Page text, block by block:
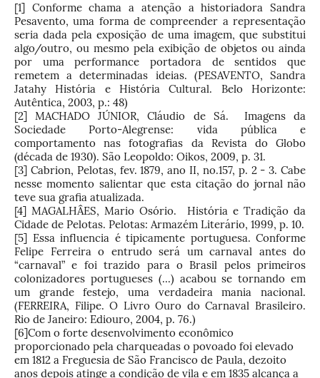
[1] Conforme chama a atenção a historiadora Sandra
Pesavento, uma forma de compreender a representação
seria dada pela exposição de uma imagem, que substitui
algo/outro, ou mesmo pela exibição de objetos ou ainda
por uma performance portadora de sentidos que
remetem a determinadas ideias. (PESAVENTO, Sandra
Jatahy História e História Cultural. Belo Horizonte:
Autêntica, 2003, p.: 48)
[2] MACHADO JÚNIOR, Cláudio de Sá. Imagens da
Sociedade Porto-Alegrense: vida pública e
comportamento nas fotografias da Revista do Globo
(década de 1930). São Leopoldo: Oikos, 2009, p. 31.
[3] Cabrion, Pelotas, fev. 1879, ano II, no.157, p. 2 - 3. Cabe
nesse momento salientar que esta citação do jornal não
teve sua grafia atualizada.
[4] MAGALHÂES, Mario Osório. História e Tradição da
Cidade de Pelotas. Pelotas: Armazém Literário, 1999, p. 10.
[5] Essa influencia é tipicamente portuguesa. Conforme
Felipe Ferreira o entrudo será um carnaval antes do
“carnaval” e foi trazido para o Brasil pelos primeiros
colonizadores portugueses (...) acabou se tornando em
um grande festejo, uma verdadeira mania nacional.
(FERREIRA, Filipe. O Livro Ouro do Carnaval Brasileiro.
Rio de Janeiro: Ediouro, 2004, p. 76.)
[6]Com o forte desenvolvimento econômico
proporcionado pela charqueadas o povoado foi elevado
em 1812 a Freguesia de São Francisco de Paula, dezoito
anos depois atinge a condição de vila e em 1835 alcança a